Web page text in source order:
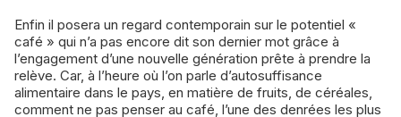
Enfin il posera un regard contemporain sur le potentiel «
café » qui n’a pas encore dit son dernier mot grâce à
l’engagement d’une nouvelle génération prête à prendre la
relève. Car, à l’heure où l’on parle d’autosuffisance
alimentaire dans le pays, en matière de fruits, de céréales,
comment ne pas penser au café, l’une des denrées les plus